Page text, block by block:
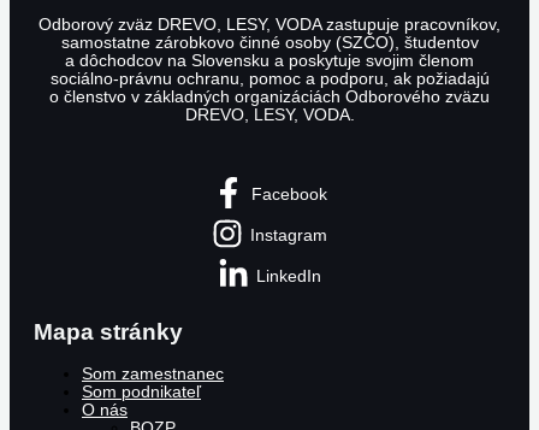
Odborový zväz DREVO, LESY, VODA zastupuje pracovníkov,
samostatne zárobkovo činné osoby (SZČO), študentov
a dôchodcov na Slovensku a poskytuje svojim členom
sociálno-právnu ochranu, pomoc a podporu, ak požiadajú
o členstvo v základných organizáciách Odborového zväzu
DREVO, LESY, VODA.
Facebook
Instagram
LinkedIn
Mapa stránky
Som zamestnanec
Som podnikateľ
O nás